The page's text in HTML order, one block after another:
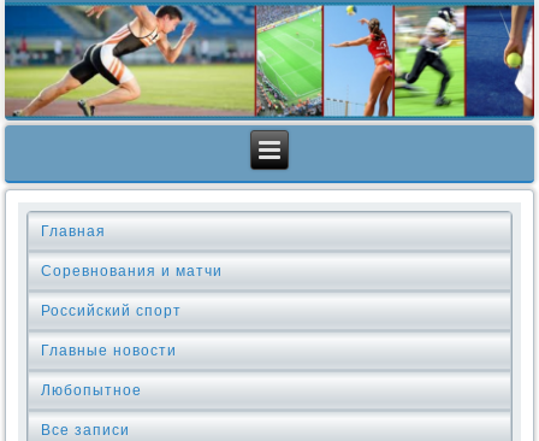
Главная
Соревнования и матчи
Российский спорт
Главные новости
Любопытное
Все записи